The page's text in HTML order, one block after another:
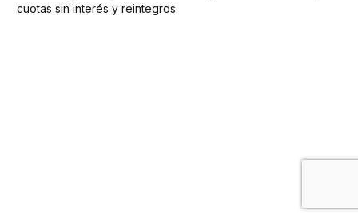
cuotas sin interés y reintegros